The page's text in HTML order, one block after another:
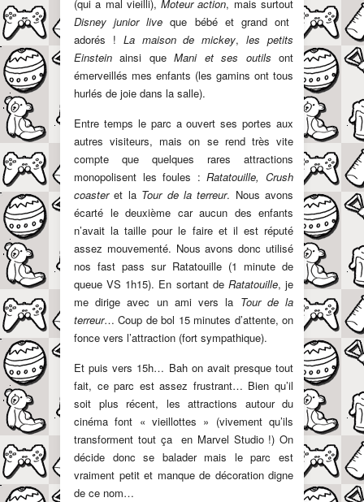
(qui a mal vieilli),Moteur action, mais surtout
Disney junior live que bébé et grand ont
adorés ! La maison de mickey,les petits
Einstein ainsi queMani et ses outils ont
émerveillés mes enfants (les gamins ont tous
hurlés de joie dans la salle).
Entre temps le parc a ouvert ses portes aux
autres visiteurs, mais on se rend très vite
compte que quelques rares attractions
monopolisent les foules :Ratatouille, Crush
coasteret la Tour de la terreur. Nous avons
écarté le deuxième car aucun des enfants
n’avait la taille pour le faire et il est réputé
assez mouvementé. Nous avons donc utilisé
nos fast pass sur Ratatouille (1 minute de
queue VS 1h15). En sortant de Ratatouille, je
me dirige avec un ami vers la Tour de la
terreur… Coup de bol 15 minutes d’attente, on
fonce vers l’attraction (fort sympathique).
Et puis vers 15h… Bah on avait presque tout
fait, ce parc est assez frustrant… Bien qu’il
soit plus récent, les attractions autour du
cinéma font « vieillottes » (vivement qu’ils
transforment tout ça en Marvel Studio !) On
décide donc se balader mais le parc est
vraiment petit et manque de décoration digne
de ce nom…